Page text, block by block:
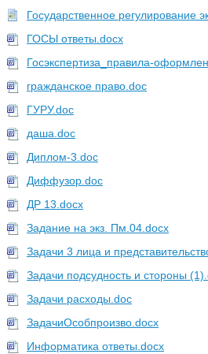
Государственное регулирование
ГОСЫ ответы.docx
Госэкспертиза_правила-
гражданское право.doc
ГУРУ.doc
даша.doc
Диплом-3.doc
Диффузор.doc
ДР 13.docx
Задание на экз. Пм.04.docx
Задачи 3 лица и
Задачи подсудность и стороны
Задачи расходы.doc
ЗадачиОсобпроизво.docx
Информатика ответы.docx